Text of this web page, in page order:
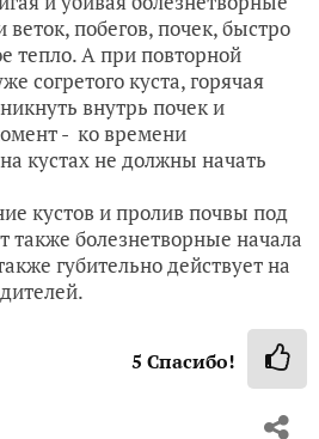
побегов, почек, быстро
тепло. А при повторной
согретого куста, горячая
внутрь почек и
- ко времени
кустах не должны начать
кустов и пролив почвы под
также болезнетворные начала
губительно действует на
5 Спасибо!